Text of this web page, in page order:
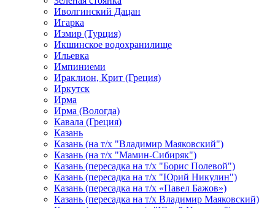
Иволгинский Дацан
Игарка
Измир (Турция)
Икшинское водохранилище
Ильевка
Импиниеми
Ираклион, Крит (Греция)
Иркутск
Ирма
Ирма (Вологда)
Кавала (Греция)
Казань
Казань (на т/х "Владимир Маяковский")
Казань (на т/х "Мамин-Сибиряк")
Казань (пересадка на т/х "Борис Полевой")
Казань (пересадка на т/х "Юрий Никулин")
Казань (пересадка на т/х «Павел Бажов»)
Казань (пересадка на т/х Владимир Маяковский)